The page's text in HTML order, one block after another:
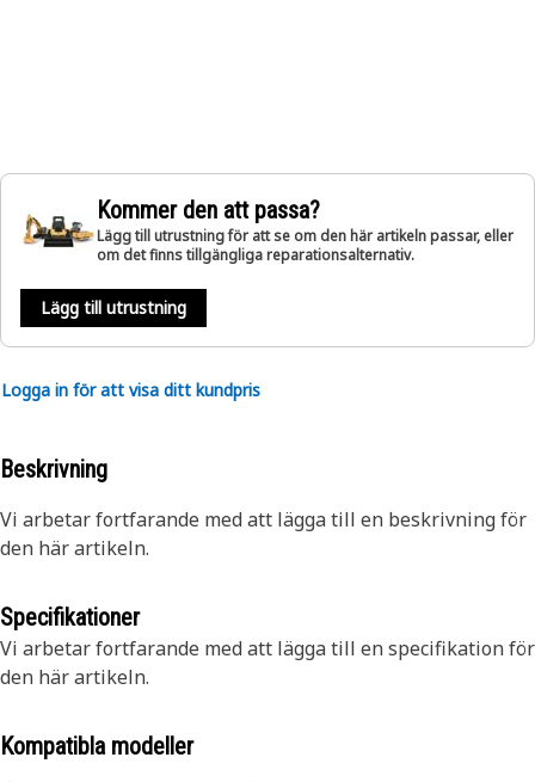
Kommer den att passa?
Lägg till utrustning för att se om den här artikeln passar, eller
om det finns tillgängliga reparationsalternativ.
Lägg till utrustning
Logga in för att visa ditt kundpris
Beskrivning
Vi arbetar fortfarande med att lägga till en beskrivning för
den här artikeln.
Specifikationer
Vi arbetar fortfarande med att lägga till en specifikation för
den här artikeln.
Kompatibla modeller